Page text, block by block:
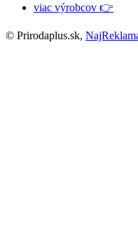
viac výrobcov 👉
© Prirodaplus.sk,